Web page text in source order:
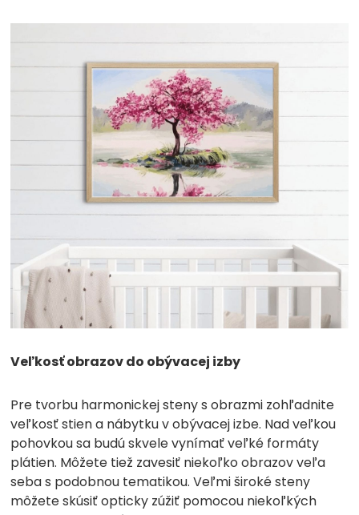
Veľkosť obrazov do obývacej izby
Pre tvorbu harmonickej steny s obrazmi zohľadnite
veľkosť stien a nábytku v obývacej izbe. Nad veľkou
pohovkou sa budú skvele vynímať veľké formáty
plátien. Môžete tiež zavesiť niekoľko obrazov veľa
seba s podobnou tematikou. Veľmi široké steny
môžete skúsiť opticky zúžiť pomocou niekoľkých